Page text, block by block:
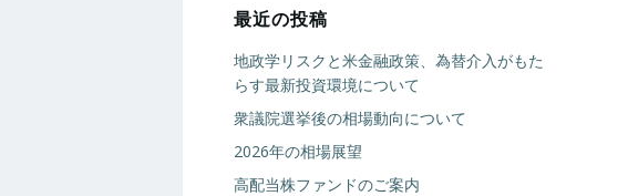
最近の投稿
地政学リスクと米金融政策、為替介入がもた
らす最新投資環境について
衆議院選挙後の相場動向について
2026年の相場展望
高配当株ファンドのご案内